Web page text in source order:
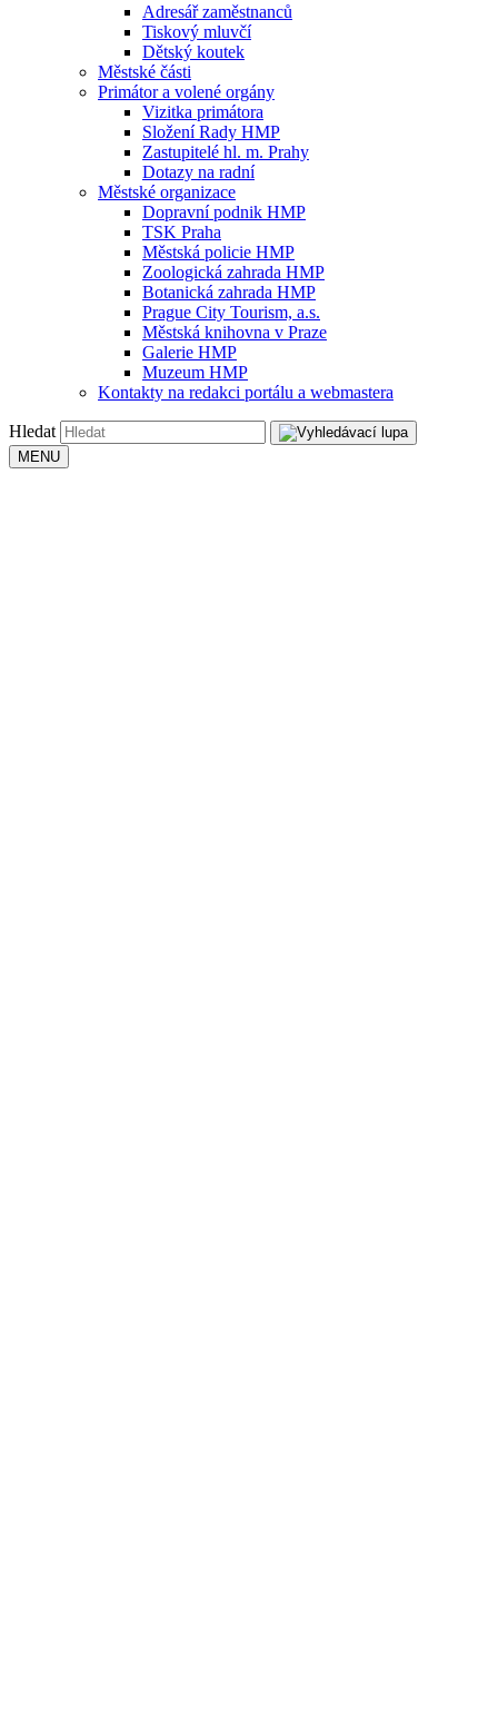
Adresář zaměstnanců
Tiskový mluvčí
Dětský koutek
Městské části
Primátor a volené orgány
Vizitka primátora
Složení Rady HMP
Zastupitelé hl. m. Prahy
Dotazy na radní
Městské organizace
Dopravní podnik HMP
TSK Praha
Městská policie HMP
Zoologická zahrada HMP
Botanická zahrada HMP
Prague City Tourism, a.s.
Městská knihovna v Praze
Galerie HMP
Muzeum HMP
Kontakty na redakci portálu a webmastera
Hledat
MENU